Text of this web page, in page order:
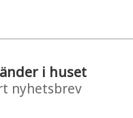
i huset
nyhetsbrev